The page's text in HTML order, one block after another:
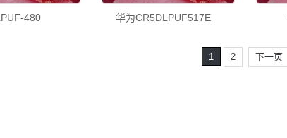
480 华为CR5DLPUF517E
1 2 下一页